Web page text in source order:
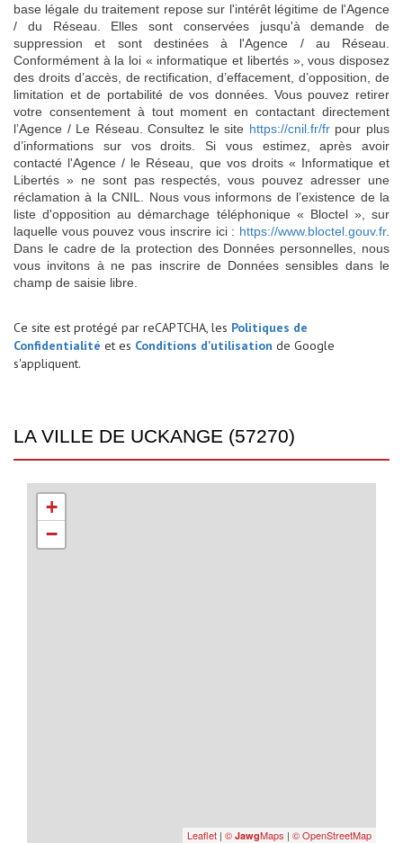
base légale du traitement repose sur l'intérêt légitime de l'Agence
/ du Réseau. Elles sont conservées jusqu'à demande de
suppression et sont destinées à l'Agence / au Réseau.
Conformément à la loi « informatique et libertés », vous disposez
des droits d’accès, de rectification, d’effacement, d’opposition, de
limitation et de portabilité de vos données. Vous pouvez retirer
votre consentement à tout moment en contactant directement
l’Agence / Le Réseau. Consultez le site https://cnil.fr/frpour plus
d’informations sur vos droits. Si vous estimez, après avoir
contacté l'Agence / le Réseau, que vos droits « Informatique et
Libertés » ne sont pas respectés, vous pouvez adresser une
réclamation à la CNIL. Nous vous informons de l’existence de la
liste d'opposition au démarchage téléphonique « Bloctel », sur
laquelle vous pouvez vous inscrire ici : https://www.bloctel.gouv.fr.
Dans le cadre de la protection des Données personnelles, nous
vous invitons à ne pas inscrire de Données sensibles dans le
champ de saisie libre.
Ce site est protégé par reCAPTCHA, les Politiques de
Confidentialité et es Conditions d'utilisation de Google
s'appliquent.
LA VILLE DE UCKANGE (57270)
+
−
Leaflet | © JawgMaps | © OpenStreetMap